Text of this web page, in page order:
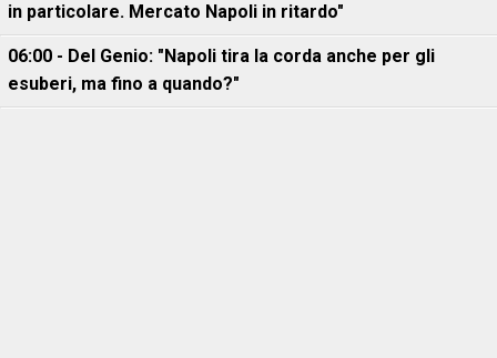
in particolare. Mercato Napoli in ritardo"
06:00 - Del Genio: "Napoli tira la corda anche per gli
esuberi, ma fino a quando?"